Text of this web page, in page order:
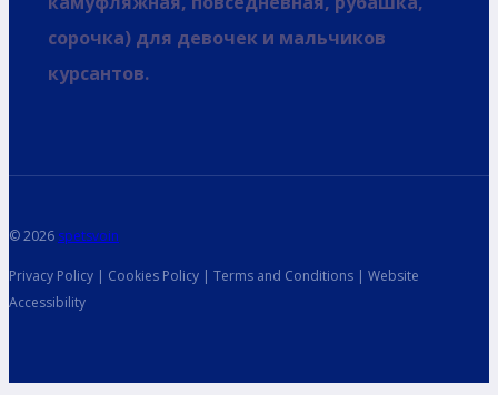
сорочка) для девочек и мальчиков
курсантов.
© 2026 spetsvoin
Privacy Policy | Cookies Policy | Terms and Conditions | Website
Accessibility